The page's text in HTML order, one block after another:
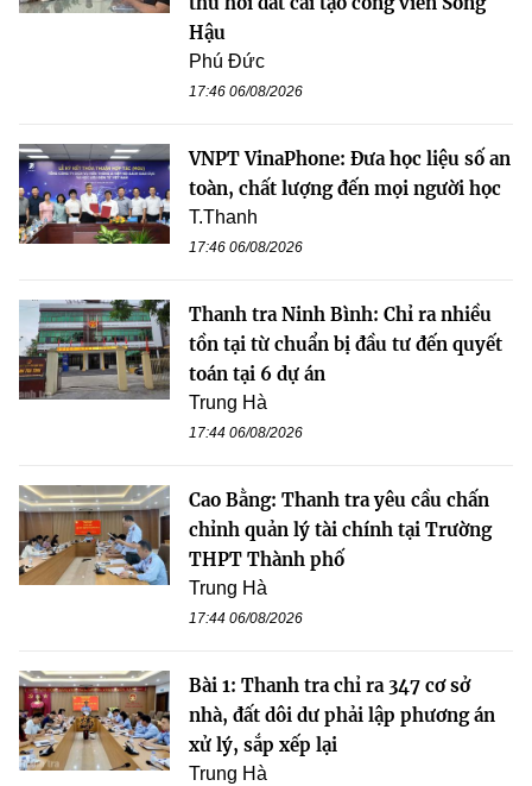
Hậu
Phú Đức
17:46 06/08/2026
VNPT VinaPhone: Đưa học liệu số an
toàn, chất lượng đến mọi người học
T.Thanh
17:46 06/08/2026
Thanh tra Ninh Bình: Chỉ ra nhiều
tồn tại từ chuẩn bị đầu tư đến quyết
toán tại 6 dự án
Trung Hà
17:44 06/08/2026
Cao Bằng: Thanh tra yêu cầu chấn
chỉnh quản lý tài chính tại Trường
THPT Thành phố
Trung Hà
17:44 06/08/2026
Bài 1: Thanh tra chỉ ra 347 cơ sở
nhà, đất dôi dư phải lập phương án
xử lý, sắp xếp lại
Trung Hà